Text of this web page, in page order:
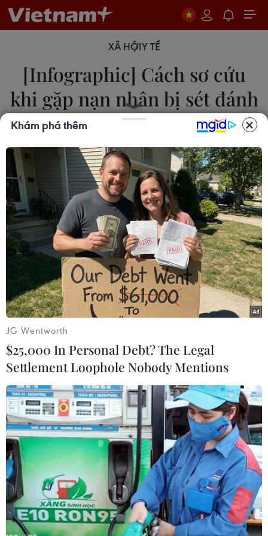
XÃ HỘIY TẾ
[Infographic] Cách sơ cứu
khi gặp nạn nhân bị sét đánh
Khi gặp người bị sét đánh, nếu nạn nhân hôn mê
thì cần kiểm tra xem còn thở hay không. Nếu
ngừng thở, cần tiến hành hồi sinh tim phổi ngay
lập tức.
Khám phá thêm
JG Wentworth
$25,000 In Personal Debt? The Legal
Settlement Loophole Nobody Mentions